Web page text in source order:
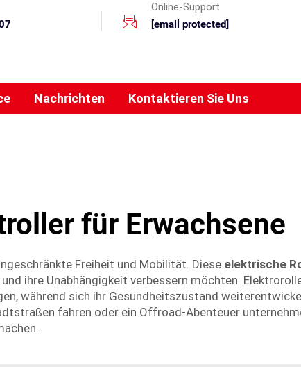
Online-Support
[email protected]
Nachrichten Kontaktieren Sie Uns
für Erwachsene
Freiheit und Mobilität. Diese elektrische
ihre Unabhängigkeit verbessern möchten.
während sich ihr Gesundheitszustand
fahren oder ein Offroad-Abenteuer